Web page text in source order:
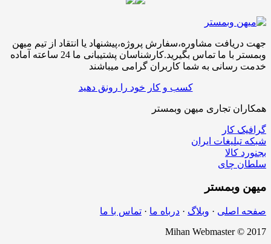
جهت دریافت مشاوره،سفارش پروژه،پیشنهاد یا انتقاد از تیم میهن
وبمستر با ما تماس بگیرید.کارشناسان پشتیبانی ما 24 ساعته آماده
خدمت رسانی به شما کاربران گرامی میباشند
کسب و کار خود را رونق دهید
همکاران تجاری میهن وبمستر
گرافیک کار
شبکه تبلیغات ایران
بجنورد کالا
سلطان چای
میهن وبمستر
صفحه اصلی · وبلاگ · درباه ما · تماس با ما
Mihan Webmaster © 2017